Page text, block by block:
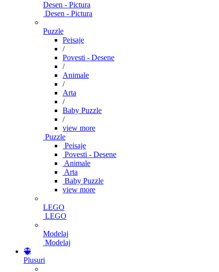
Desen - Pictura
Desen - Pictura
Puzzle
Peisaje
/
Povesti - Desene
/
Animale
/
Arta
/
Baby Puzzle
/
view more
Puzzle
Peisaje
Povesti - Desene
Animale
Arta
Baby Puzzle
view more
LEGO
LEGO
Modelaj
Modelaj
Plusuri